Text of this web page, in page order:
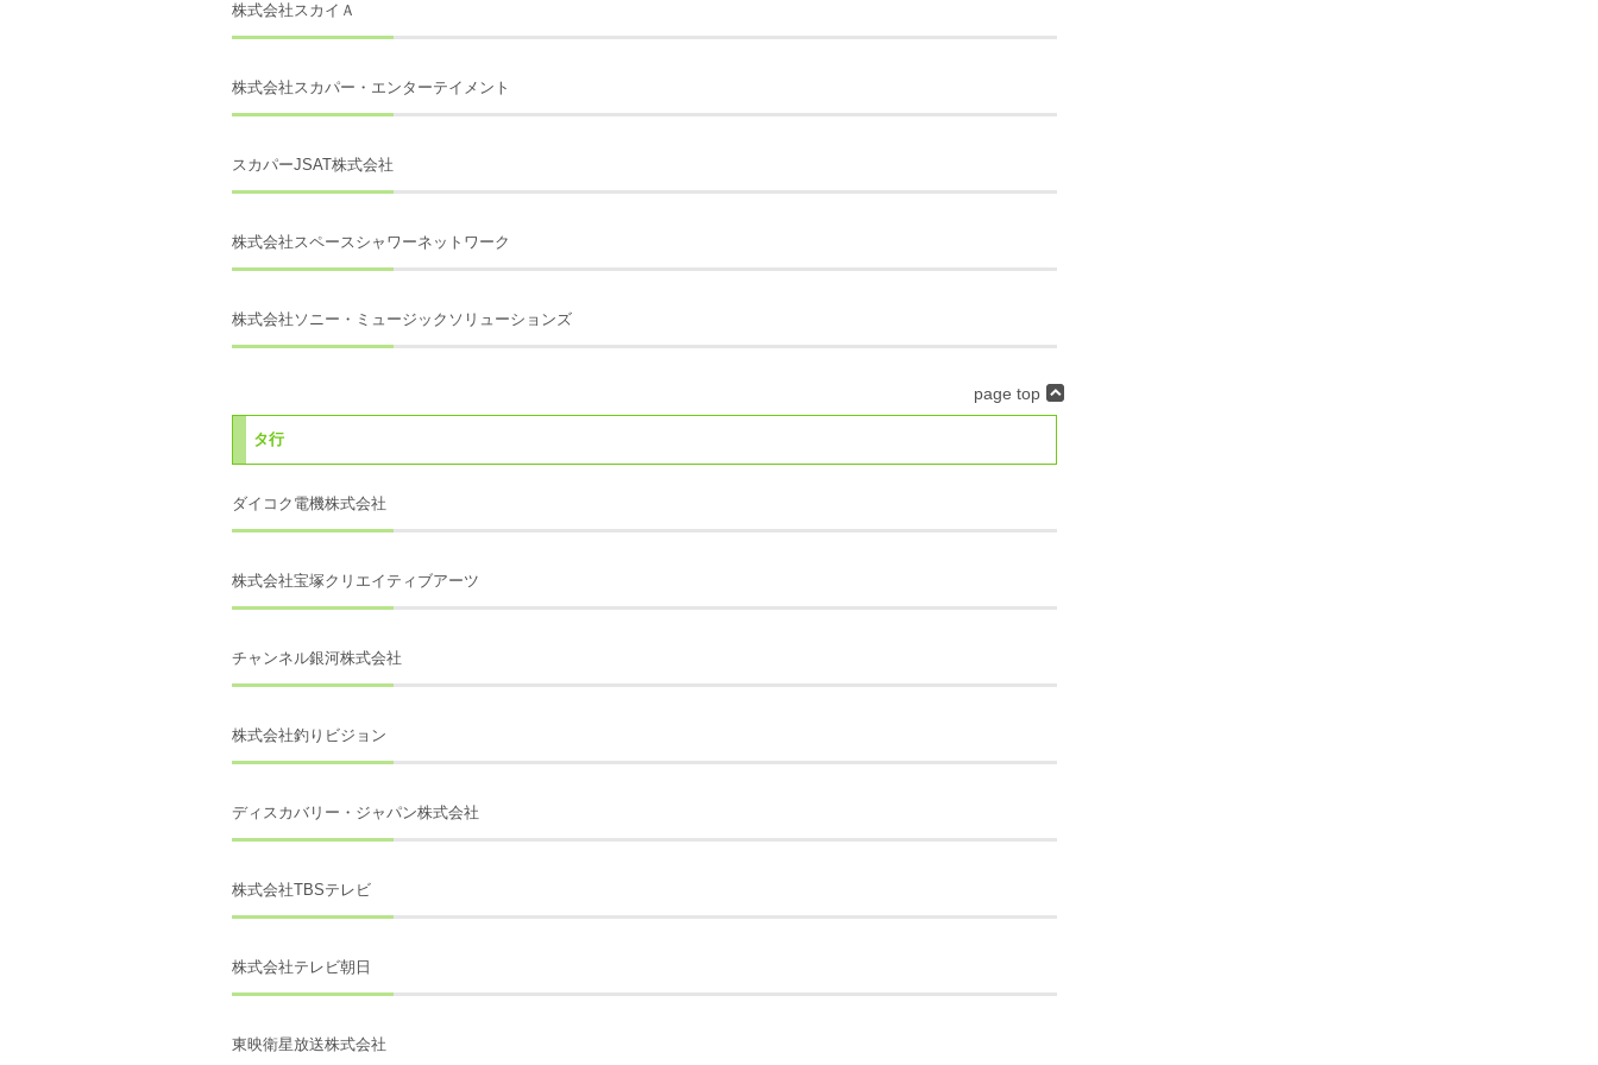
株式会社スカイＡ
株式会社スカパー・エンターテイメント
スカパーJSAT株式会社
株式会社スペースシャワーネットワーク
株式会社ソニー・ミュージックソリューションズ
page top
タ行
ダイコク電機株式会社
株式会社宝塚クリエイティブアーツ
チャンネル銀河株式会社
株式会社釣りビジョン
ディスカバリー・ジャパン株式会社
株式会社TBSテレビ
株式会社テレビ朝日
東映衛星放送株式会社